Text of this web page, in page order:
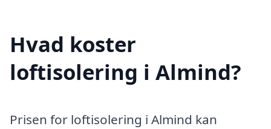
Hvad koster
loftisolering i Almind?
Prisen for loftisolering i Almind kan